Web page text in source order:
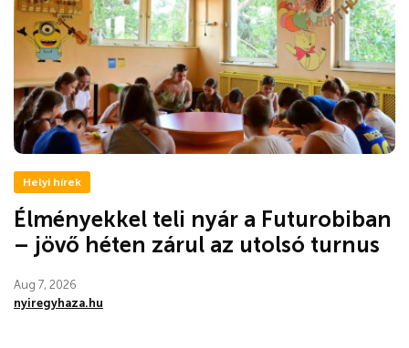
Helyi hírek
Élményekkel teli nyár a Futurobiban
– jövő héten zárul az utolsó turnus
Aug 7, 2026
nyiregyhaza.hu